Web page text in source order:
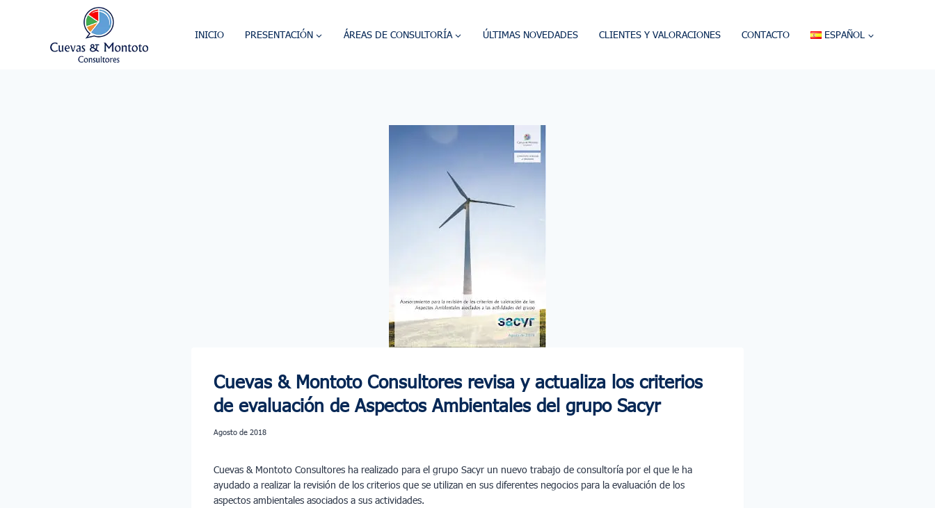
INICIO PRESENTACIÓN ÁREAS DE CONSULTORÍA ÚLTIMAS NOVEDADES CLIENTES Y VALORACIONES CONTACTO ESPAÑOL
Cuevas & Montoto Consultores revisa y actualiza los criterios
de evaluación de Aspectos Ambientales del grupo Sacyr
agosto de 2018
Cuevas & Montoto Consultores ha realizado para el grupo Sacyr un nuevo trabajo de consultoría por el que le ha
ayudado a realizar la revisión de los criterios que se utilizan en sus diferentes negocios para la evaluación de los
aspectos ambientales asociados a sus actividades.